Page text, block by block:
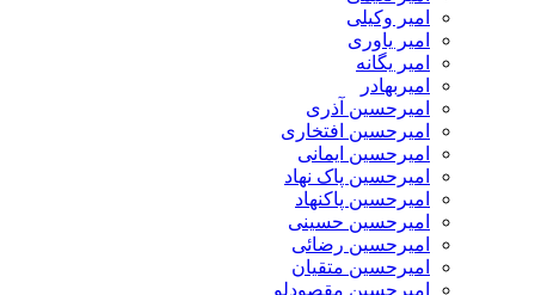
امیر وکیلی
امیر یاوری
امیر یگانه
امیربهادر
امیرحسین آذری
امیرحسین افتخاری
امیرحسین ایمانی
امیرحسین پاک نهاد
امیرحسین پاکنهاد
امیرحسین حسینی
امیرحسین رضائی
امیرحسین متقیان
امیرحسین مقصودلو